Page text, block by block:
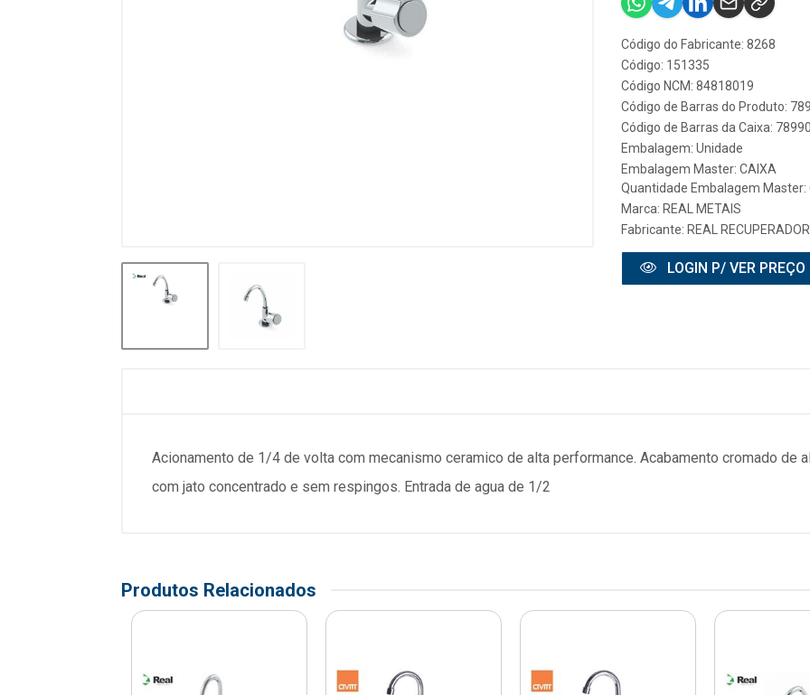
Código do Fabricante: 8268
Código: 151335
Código NCM: 84818019
Código de Barras do Produto:
Código de Barras da Caixa:
Embalagem: Unidade
Embalagem Master: CAIXA
Quantidade Embalagem Master:
Marca: REAL METAIS
Fabricante: REAL
LOGIN P/ VER PREÇO
Acionamento de 1/4 de volta com mecanismo ceramico de alta performance. Acabamento cromado de
com jato concentrado e sem respingos. Entrada de agua de 1/2
Produtos Relacionados